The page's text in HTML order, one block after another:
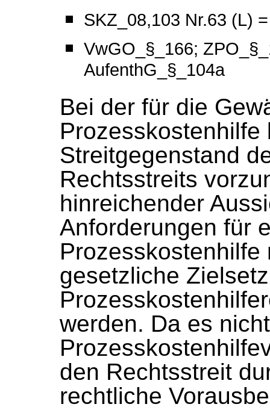
SKZ_08,103 Nr.63 (L)
VwGO_§_166;
AufenthG_§_104a
Bei der für die
Streitgegenstand
Rechtsstreits
hinreichender
Anforderungen für
Prozesskostenhilfe
gesetzliche
werden. Da es
den Rechtsstreit
rechtliche